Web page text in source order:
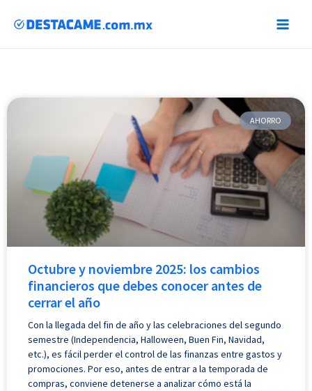
contenido
AHORRO
Octubre y noviembre 2025: los cambios
financieros que debes conocer antes de
cerrar el año
Con la llegada del fin de año y las celebraciones del segundo
semestre (Independencia, Halloween, Buen Fin, Navidad,
etc.), es fácil perder el control de las finanzas entre gastos y
promociones. Por eso, antes de entrar a la temporada de
compras, conviene detenerse a analizar cómo está la